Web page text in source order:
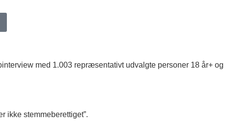
med 1.003 repræsentativt udvalgte personer 18 år+ og
ikke stemmeberettiget”.